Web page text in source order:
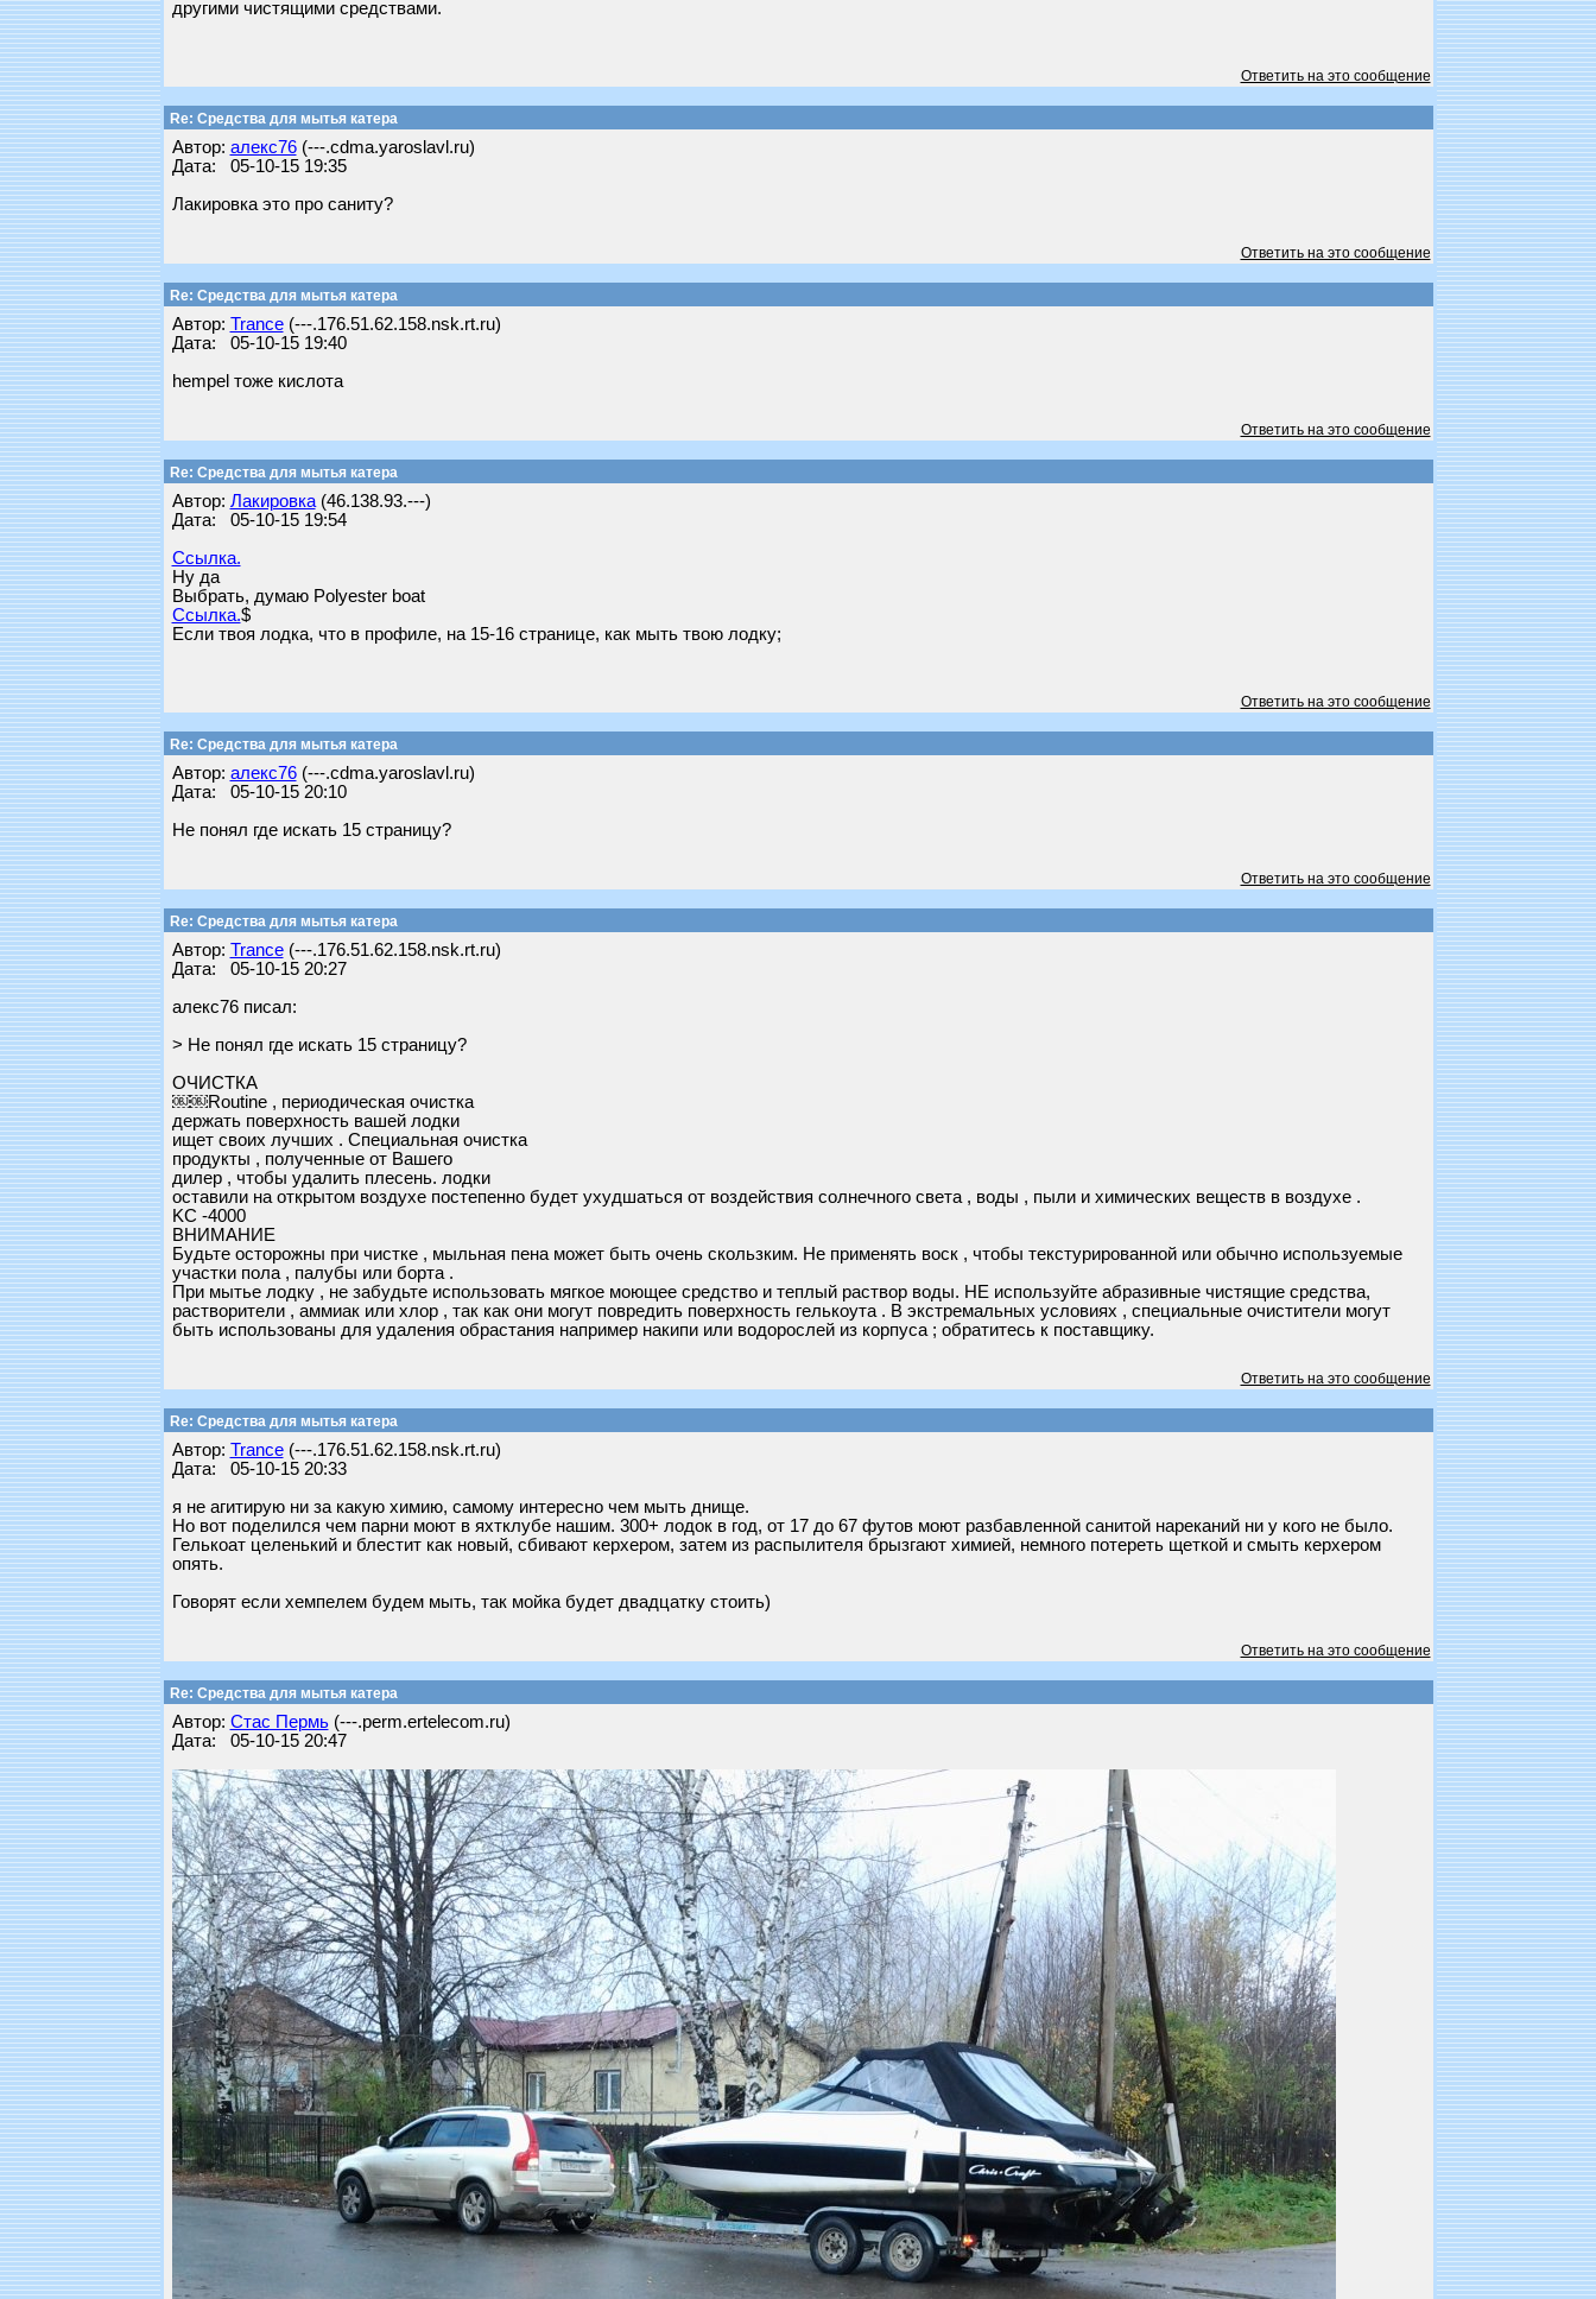
другими чистящими средствами.
Ответить на это сообщение
Re: Средства для мытья катера
Автор: алекс76(---.cdma.yaroslavl.ru)
Дата: 05-10-15 19:35
Лакировка это про саниту?
Ответить на это сообщение
Re: Средства для мытья катера
Автор: Trance(---.176.51.62.158.nsk.rt.ru)
Дата: 05-10-15 19:40
hempel тоже кислота
Ответить на это сообщение
Re: Средства для мытья катера
Автор: Лакировка(46.138.93.---)
Дата: 05-10-15 19:54
Ссылка.
Ну да
Выбрать, думаю Polyester boat
Ссылка.$
Если твоя лодка, что в профиле, на 15-16 странице, как мыть твою лодку;
Ответить на это сообщение
Re: Средства для мытья катера
Автор: алекс76(---.cdma.yaroslavl.ru)
Дата: 05-10-15 20:10
Не понял где искать 15 страницу?
Ответить на это сообщение
Re: Средства для мытья катера
Автор: Trance(---.176.51.62.158.nsk.rt.ru)
Дата: 05-10-15 20:27
алекс76 писал:
> Не понял где искать 15 страницу?
ОЧИСТКА
￼￼Routine , периодическая очистка
держать поверхность вашей лодки
ищет своих лучших . Специальная очистка
продукты , полученные от Вашего
дилер , чтобы удалить плесень. лодки
оставили на открытом воздухе постепенно будет ухудшаться от воздействия солнечного света , воды , пыли и химических веществ в воздухе .
KC -4000
ВНИМАНИЕ
Будьте осторожны при чистке , мыльная пена может быть очень скользким. Не применять воск , чтобы текстурированной или обычно используемые
участки пола , палубы или борта .
При мытье лодку , не забудьте использовать мягкое моющее средство и теплый раствор воды. НЕ используйте абразивные чистящие средства,
растворители , аммиак или хлор , так как они могут повредить поверхность гелькоута . В экстремальных условиях , специальные очистители могут
быть использованы для удаления обрастания например накипи или водорослей из корпуса ; обратитесь к поставщику.
Ответить на это сообщение
Re: Средства для мытья катера
Автор: Trance(---.176.51.62.158.nsk.rt.ru)
Дата: 05-10-15 20:33
я не агитирую ни за какую химию, самому интересно чем мыть днище.
Но вот поделился чем парни моют в яхтклубе нашим. 300+ лодок в год, от 17 до 67 футов моют разбавленной санитой нареканий ни у кого не было.
Гелькоат целенький и блестит как новый, сбивают керхером, затем из распылителя брызгают химией, немного потереть щеткой и смыть керхером
опять.
Говорят если хемпелем будем мыть, так мойка будет двадцатку стоить)
Ответить на это сообщение
Re: Средства для мытья катера
Автор: Стас Пермь(---.perm.ertelecom.ru)
Дата: 05-10-15 20:47